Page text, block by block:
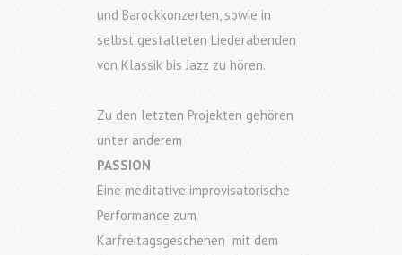
und Barockkonzerten, sowie in
selbst gestalteten Liederabenden
von Klassik bis Jazz zu hören.
Zu den letzten Projekten gehören
unter anderem
PASSION
Eine meditative improvisatorische
Performance zum
Karfreitagsgeschehen mit dem